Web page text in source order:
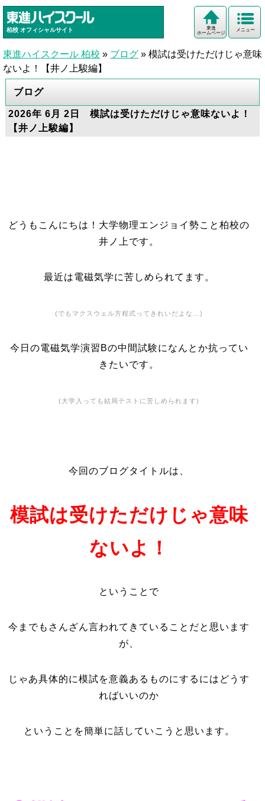
柏校 オフィシャルサイト メニュー
東進
ホームページ
東進ハイスクール 柏校 » ブログ » 模試は受けただけじゃ意味
ないよ！【井ノ上駿編】
ブログ
2026年 6月 2日 模試は受けただけじゃ意味ないよ！
【井ノ上駿編】
どうもこんにちは！大学物理エンジョイ勢こと柏校の
井ノ上です。
最近は電磁気学に苦しめられてます。
(でもマクスウェル方程式ってきれいだよな…)
今日の電磁気学演習Bの中間試験になんとか抗ってい
きたいです。
(大学入っても結局テストに苦しめられます)
今回のブログタイトルは、
模試は受けただけじゃ意味
ないよ！
ということで
今までもさんざん言われてきていることだと思います
が、
じゃあ具体的に模試を意義あるものにするにはどうす
ればいいのか
ということを簡単に話していこうと思います。